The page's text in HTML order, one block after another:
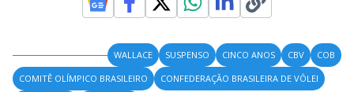
WALLACE SUSPENSO CINCO ANOS CBV
COB
COMITÊ OLÍMPICO BRASILEIRO
CONFEDERAÇÃO BRASILEIRA DE VÔLEI